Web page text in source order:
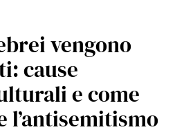
vengono
cause
e come
l’antisemitismo